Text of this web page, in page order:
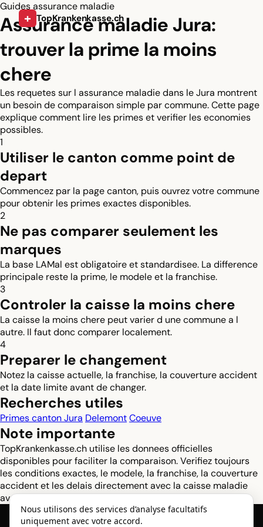
+ TopKrankenkasse.ch
Guides assurance maladie
Assurance maladie Jura:
trouver la prime la moins
chere
Les requetes sur l assurance maladie dans le Jura montrent
un besoin de comparaison simple par commune. Cette page
explique comment lire les primes et verifier les economies
possibles.
1
Utiliser le canton comme point de
depart
Commencez par la page canton, puis ouvrez votre commune
pour obtenir les primes exactes disponibles.
2
Ne pas comparer seulement les
marques
La base LAMal est obligatoire et standardisee. La difference
principale reste la prime, le modele et la franchise.
3
Controler la caisse la moins chere
La caisse la moins chere peut varier d une commune a l
autre. Il faut donc comparer localement.
4
Preparer le changement
Notez la caisse actuelle, la franchise, la couverture accident
et la date limite avant de changer.
Recherches utiles
Primes canton Jura DelemontCoeuve
Note importante
TopKrankenkasse.ch utilise les donnees officielles
disponibles pour faciliter la comparaison. Verifiez toujours
les conditions exactes, le modele, la franchise, la couverture
accident et les delais directement avec la caisse maladie
avant de changer.
Nous utilisons des services d’analyse facultatifs
uniquement avec votre accord.